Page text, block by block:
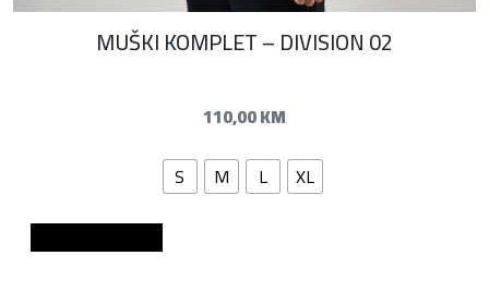
MUŠKI KOMPLET – DIVISION 02
110,00KM
S
M L
XL